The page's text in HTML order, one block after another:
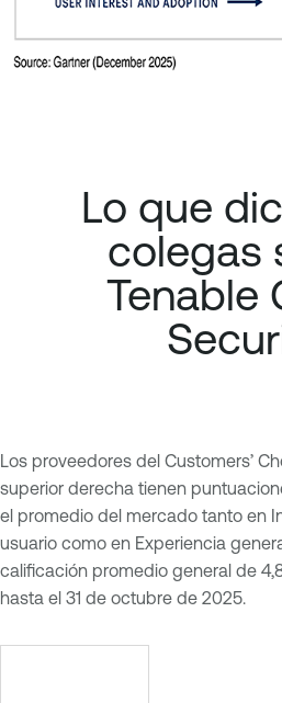
Lo que
colegas
Tenable
Los proveedores del Customers’
superior derecha tienen
el promedio del mercado tanto en
usuario como en Experiencia
calificación promedio general de
hasta el 31 de octubre de 2025.